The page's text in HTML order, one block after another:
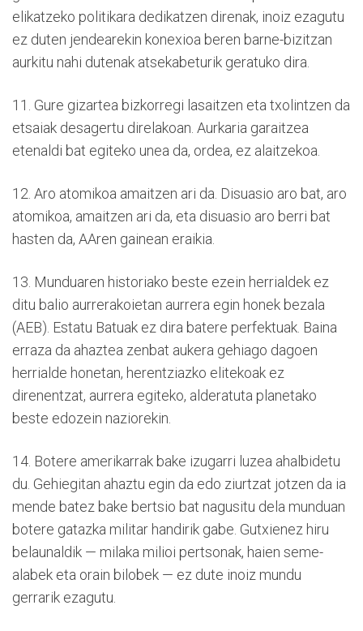
elikatzeko politikara dedikatzen direnak, inoiz ezagutu
ez duten jendearekin konexioa beren barne-bizitzan
aurkitu nahi dutenak atsekabeturik geratuko dira.
11. Gure gizartea bizkorregi lasaitzen eta txolintzen da
etsaiak desagertu direlakoan. Aurkaria garaitzea
etenaldi bat egiteko unea da, ordea, ez alaitzekoa.
12. Aro atomikoa amaitzen ari da. Disuasio aro bat, aro
atomikoa, amaitzen ari da, eta disuasio aro berri bat
hasten da, AAren gainean eraikia.
13. Munduaren historiako beste ezein herrialdek ez
ditu balio aurrerakoietan aurrera egin honek bezala
(AEB). Estatu Batuak ez dira batere perfektuak. Baina
erraza da ahaztea zenbat aukera gehiago dagoen
herrialde honetan, herentziazko elitekoak ez
direnentzat, aurrera egiteko, alderatuta planetako
beste edozein naziorekin.
14. Botere amerikarrak bake izugarri luzea ahalbidetu
du. Gehiegitan ahaztu egin da edo ziurtzat jotzen da ia
mende batez bake bertsio bat nagusitu dela munduan
botere gatazka militar handirik gabe. Gutxienez hiru
belaunaldik — milaka milioi pertsonak, haien seme-
alabek eta orain bilobek — ez dute inoiz mundu
gerrarik ezagutu.